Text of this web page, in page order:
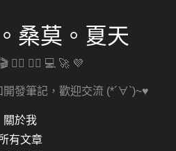
桑莫。夏天
🚴‍♀️ 🏋️‍♀️ 💻 🚀 💜
發筆記，歡迎交流 (*´∀`)~♥
關於我
有文章